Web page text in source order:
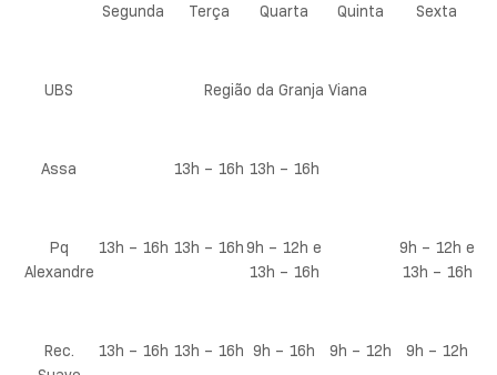
Segunda Terça Quarta Quinta Sexta
UBS Região da Granja Viana
Assa 13h – 16h 13h – 16h
Pq
Alexandre
13h – 16h 13h – 16h9h – 12h e
13h – 16h
9h – 12h e
13h – 16h
Rec.
13h – 16h 13h – 16h 9h – 16h 9h – 12h 9h – 12h